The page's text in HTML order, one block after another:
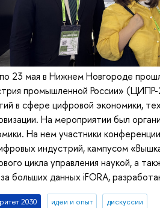
23 мая в Нижнем Новгороде
промышленной России»
в сфере цифровой экономики,
На мероприятии был
На нем участники
индустрий, кампусом
цикла управления наукой, а
больших данных iFORA,
2030 идеи и опыт дискуссии